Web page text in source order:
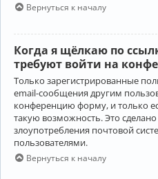
Вернуться к началу
Когда я щёлкаю по
требуют войти на
Только зарегистрированные
email-сообщения другим
конференцию форму, и только
такую возможность. Это
злоупотребления почтовой
пользователями.
Вернуться к началу